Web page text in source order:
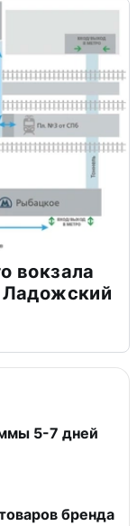
вокзала
Ладожский
5-7 дней
бренда